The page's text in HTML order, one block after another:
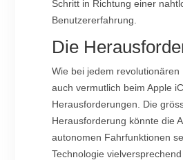
Schritt in Richtung einer
Benutzererfahrung.
Die
Wie bei jedem revolutionären
auch vermutlich beim Apple
Herausforderungen. Die
Herausforderung könnte die
autonomen Fahrfunktionen
Technologie